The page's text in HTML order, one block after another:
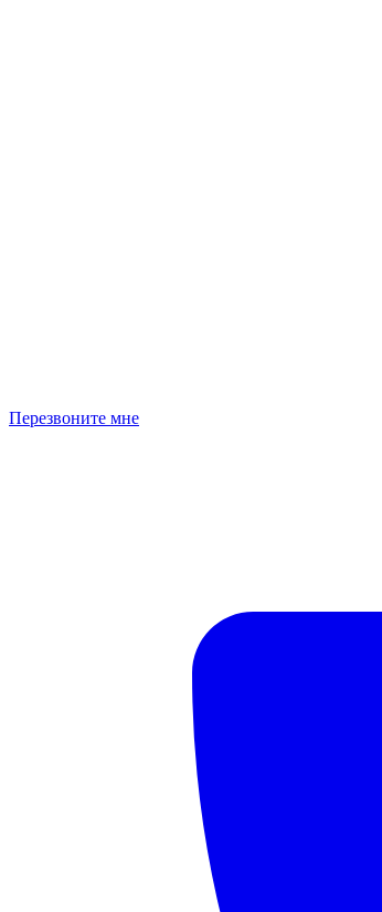
Перезвоните мне